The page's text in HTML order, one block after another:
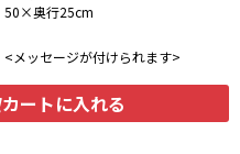
50×奥行25cm
<メッセージが付けられます>
カートに入れる